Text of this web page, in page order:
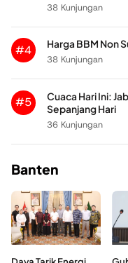
38 Kunjungan
#4
Harga BBM Non
38 Kunjungan
#5
Cuaca Hari Ini:
Sepanjang Hari
36 Kunjungan
Banten